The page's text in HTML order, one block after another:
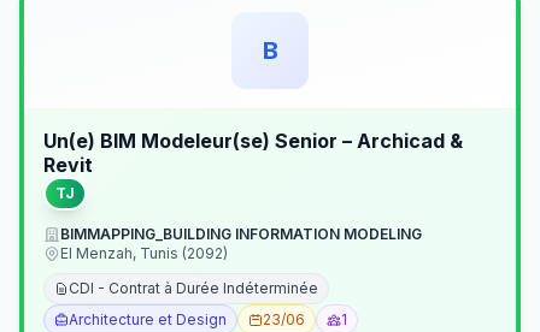
B
Un(e) BIM Modeleur(se) Senior – Archicad &
Revit
TJ
BIMMAPPING_BUILDING INFORMATION MODELING
El Menzah, Tunis (2092)
CDI - Contrat à Durée Indéterminée
Architecture et Design
23/06 1